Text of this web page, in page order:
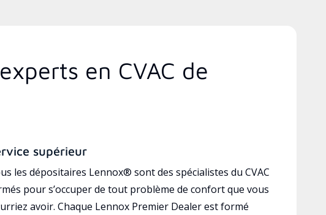
en CVAC de
supérieur
les dépositaires Lennox® sont des spécialistes du CVAC
pour s’occuper de tout problème de confort que vous
avoir. Chaque Lennox Premier Dealer est formé